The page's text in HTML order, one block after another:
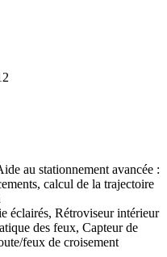
au stationnement avancée :
calcul de la trajectoire
éclairés, Rétroviseur intérieur
des feux, Capteur de
feux de croisement